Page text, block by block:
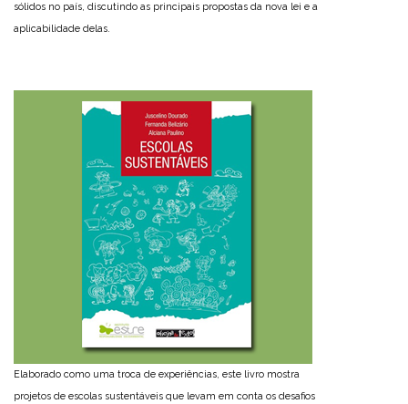
sólidos no país, discutindo as principais propostas da nova lei e a
aplicabilidade delas.
Elaborado como uma troca de experiências, este livro mostra
projetos de escolas sustentáveis que levam em conta os desafios